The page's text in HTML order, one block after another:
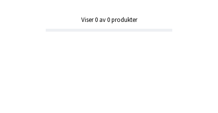
Viser0av0produkter